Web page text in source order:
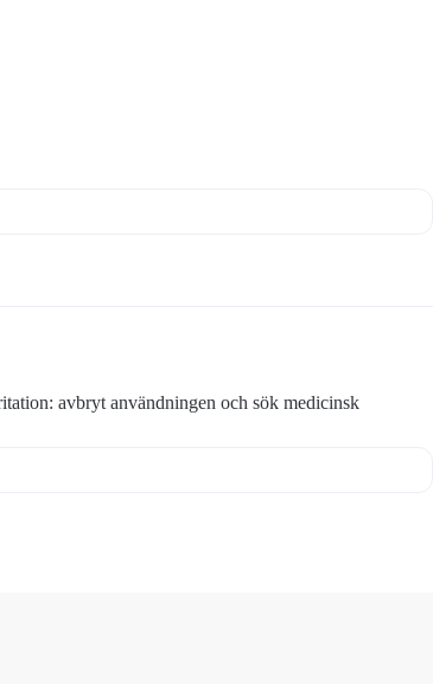
avbryt användningen och sök medicinsk